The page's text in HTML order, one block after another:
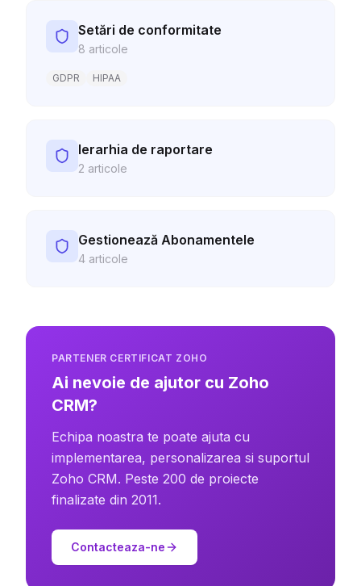
Setări de conformitate
8 articole
GDPR HIPAA
Ierarhia de raportare
2 articole
Gestionează Abonamentele
4 articole
PARTENER CERTIFICAT ZOHO
Ai nevoie de ajutor cu Zoho
CRM?
Echipa noastra te poate ajuta cu
implementarea, personalizarea si suportul
Zoho CRM. Peste 200 de proiecte
finalizate din 2011.
Contacteaza-ne